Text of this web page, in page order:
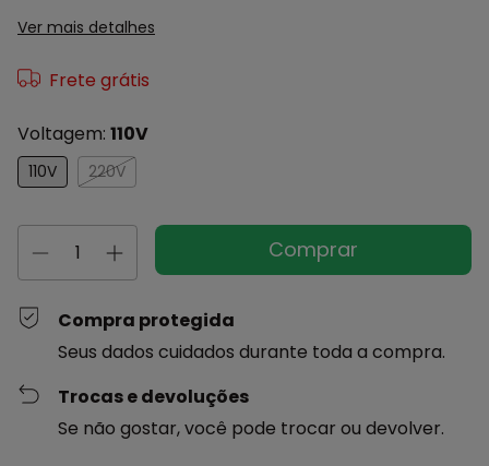
Ver mais detalhes
Frete grátis
Voltagem: 110V
110V 220V
Compra protegida
Seus dados cuidados durante toda a compra.
Trocas e devoluções
Se não gostar, você pode trocar ou devolver.